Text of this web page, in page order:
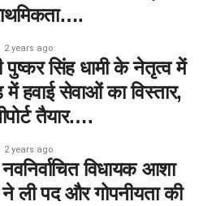
2 years ago
पुष्कर सिंह धामी के नेतृत्व में
में हवाई सेवाओं का विस्तार,
तैयार….
2 years ago
विधायक आशा
ने ली पद और गोपनीयता की